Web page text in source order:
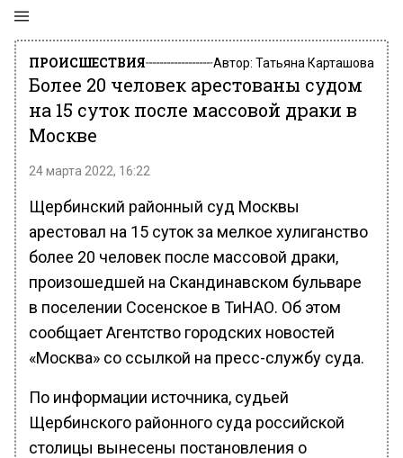
ПРОИСШЕСТВИЯ Автор: Татьяна Карташова
Более 20 человек арестованы судом
на 15 суток после массовой драки в
Москве
24 марта 2022, 16:22
Щербинский районный суд Москвы
арестовал на 15 суток за мелкое хулиганство
более 20 человек после массовой драки,
произошедшей на Скандинавском бульваре
в поселении Сосенское в ТиНАО. Об этом
сообщает Агентство городских новостей
«Москва» со ссылкой на пресс-службу суда.
По информации источника, судьей
Щербинского районного суда российской
столицы вынесены постановления о